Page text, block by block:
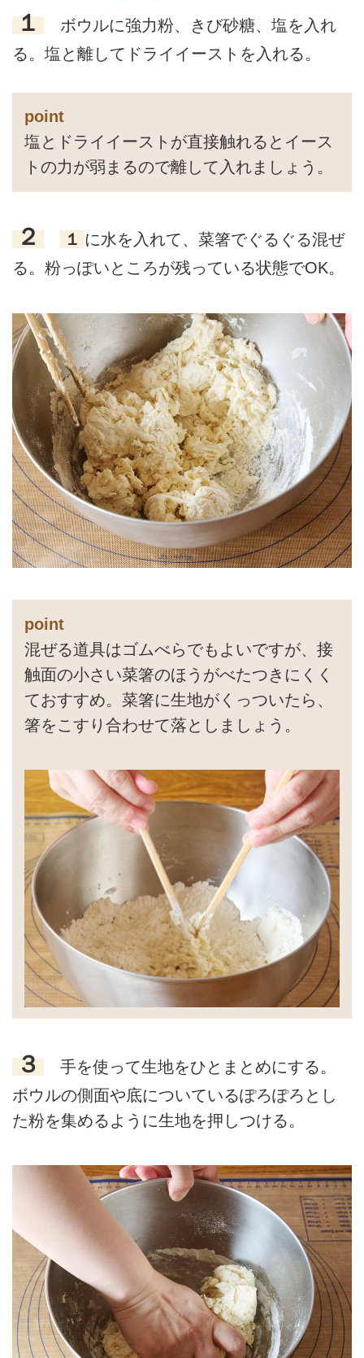
１
ボウルに強力粉、きび砂糖、塩を入れ
る。塩と離してドライイーストを入れる。
point
塩とドライイーストが直接触れるとイース
トの力が弱まるので離して入れましょう。
２ １ に水を入れて、菜箸でぐるぐる混ぜ
る。粉っぽいところが残っている状態でOK。
point
混ぜる道具はゴムべらでもよいですが、接
触面の小さい菜箸のほうがべたつきにくく
ておすすめ。菜箸に生地がくっついたら、
箸をこすり合わせて落としましょう。
３
手を使って生地をひとまとめにする。
ボウルの側面や底についているぽろぽろとし
た粉を集めるように生地を押しつける。